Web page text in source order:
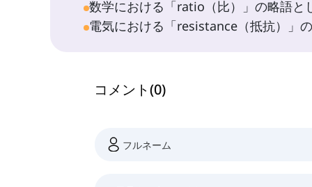
数学における「ratio（比）」の略語と
電気における「resistance（抵抗）」
コメント(0)